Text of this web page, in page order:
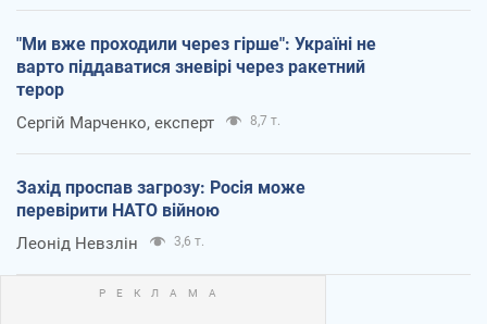
"Ми вже проходили через гірше": Україні не
варто піддаватися зневірі через ракетний
терор
Сергій Марченко, експерт 8,7 т.
Захід проспав загрозу: Росія може
перевірити НАТО війною
Леонід Невзлін 3,6 т.